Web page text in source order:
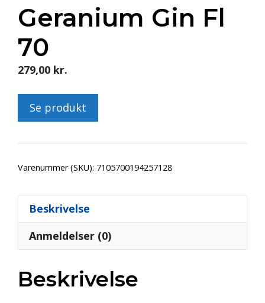
Geranium Gin Fl
70
279,00 kr.
Se produkt
Varenummer (SKU): 7105700194257128
Beskrivelse
Anmeldelser (0)
Beskrivelse